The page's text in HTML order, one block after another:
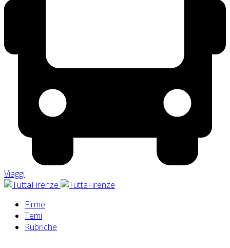
Viaggi
Firme
Temi
Rubriche